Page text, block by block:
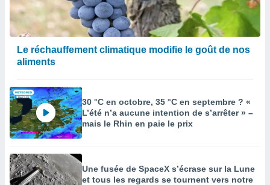
Le réchauffement climatique modifie le goût de nos
aliments
30 °C en octobre, 35 °C en septembre ? «
L’été n’a aucune intention de s’arrêter » –
mais le Rhin en paie le prix
Une fusée de SpaceX s’écrase sur la Lune
et tous les regards se tournent vers notre